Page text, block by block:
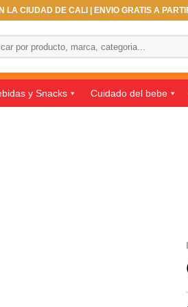
LA CIUDAD DE CALI | ENVIO GRATIS A
y Snacks Cuidado del bebe